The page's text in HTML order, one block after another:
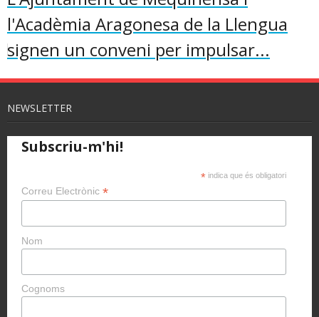
l'Acadèmia Aragonesa de la Llengua
signen un conveni per impulsar...
NEWSLETTER
Subscriu-m'hi!
* indica que és obligatori
Correu Electrònic *
Nom
Cognoms